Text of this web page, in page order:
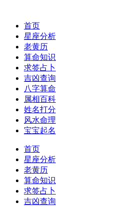
首页
星座分析
老黄历
算命知识
求签占卜
吉凶查询
八字算命
属相百科
姓名打分
风水命理
宝宝起名
首页
星座分析
老黄历
算命知识
求签占卜
吉凶查询